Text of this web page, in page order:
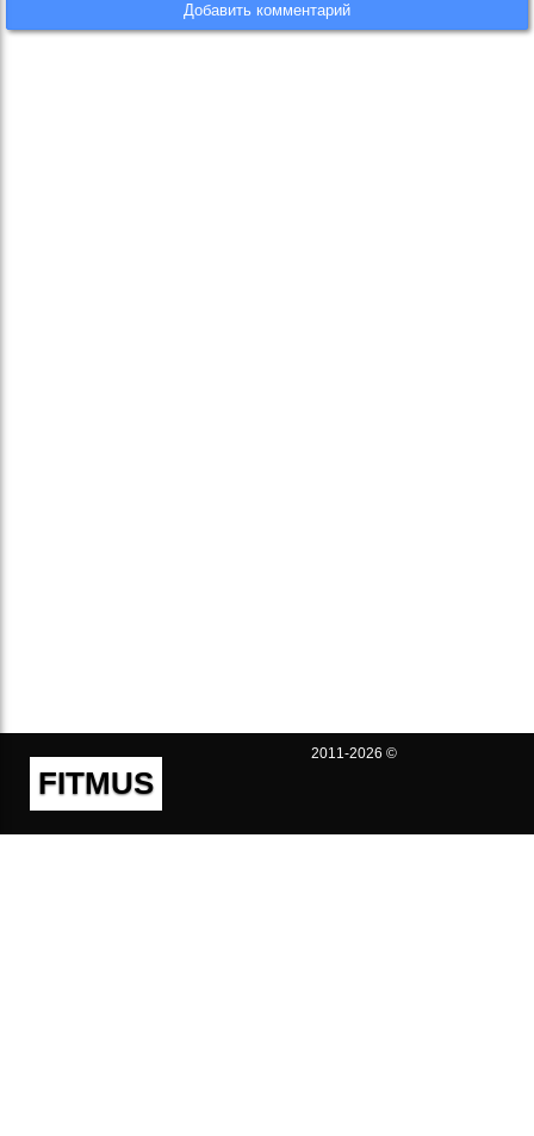
Добавить комментарий
FITMUS
2011-2026 ©